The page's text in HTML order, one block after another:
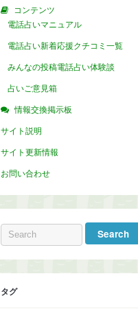
コンテンツ
電話占いマニュアル
電話占い新着応援クチコミ一覧
みんなの投稿電話占い体験談
占いご意見箱
情報交換掲示板
サイト説明
サイト更新情報
お問い合わせ
タグ